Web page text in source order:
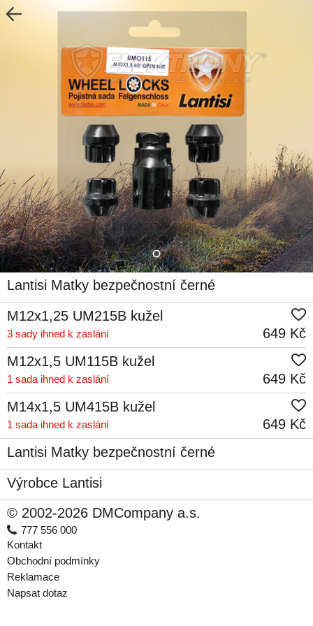
Lantisi Matky bezpečnostní černé
M12x1,25 UM215B kužel
3 sady ihned k zaslání
649 Kč
M12x1,5 UM115B kužel
1 sada ihned k zaslání
649 Kč
M14x1,5 UM415B kužel
1 sada ihned k zaslání
649 Kč
Lantisi Matky bezpečnostní černé
Výrobce Lantisi
© 2002-2026 DMCompany a.s.
777 556 000
Kontakt
Obchodní podmínky
Reklamace
Napsat dotaz